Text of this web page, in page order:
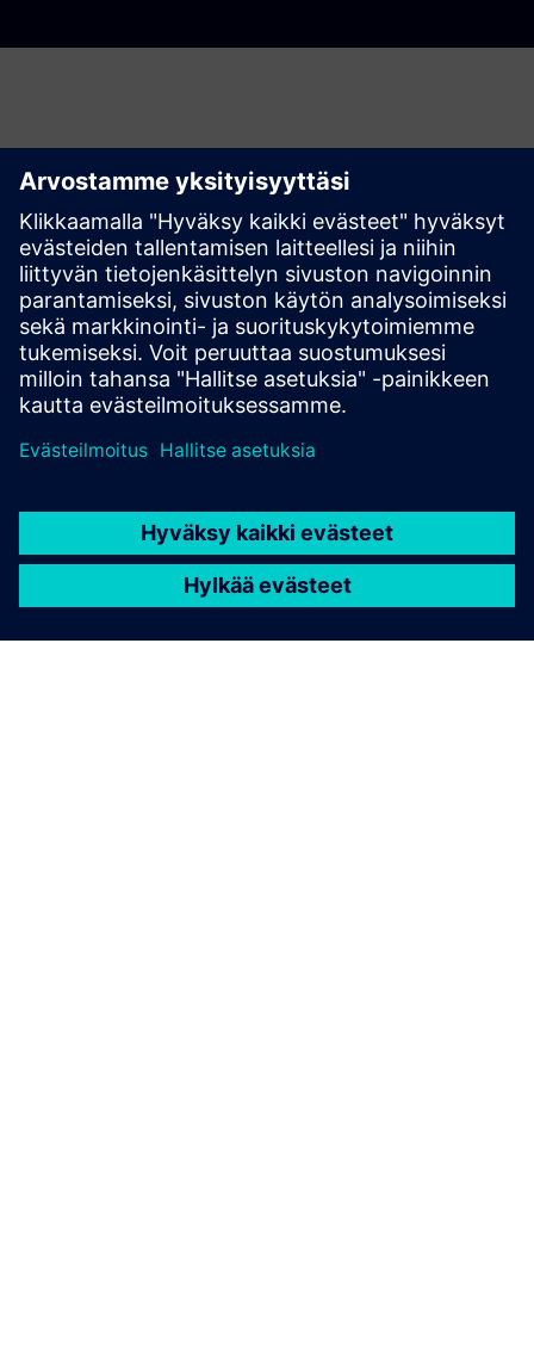
yhtiöidensä kautta, jotka sijaitsevat eri lainkäyttöalueilla ja
tarjoavat tuotteitaan oikeudellisten rajoitusten, kuten
sääntely- ja paikallisten lakien, alaisena. Tämä tuotekuvaus
on tarkoitettu ainoastaan yleiseksi tiedoksi. Se ei sisällä
eikä sitä tule tulkita tarjoukseksi tai kutsuksi tehdä
tarjousta rahoituksen solmimiseksi. Rahoitusta voidaan
harkita vain yksilöllisten olosuhteiden perusteella.